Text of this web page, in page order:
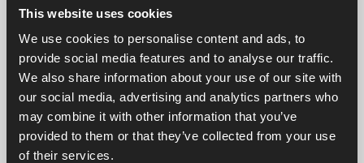
This website uses cookies
We use cookies to personalise content and ads, to
provide social media features and to analyse our traffic.
We also share information about your use of our site with
our social media, advertising and analytics partners who
may combine it with other information that you’ve
provided to them or that they’ve collected from your use
of their services.
Article number:3020035
Für Zwangsstart des Kessels ohne Bedienfeld.
Adapterkabel 3020035 wird an die Platine
angeschlossen, Notstart 3010218 wird im
Adapterkabel montiert.